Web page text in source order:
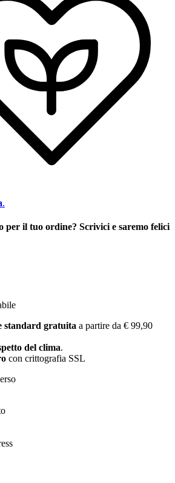
.
per il tuo ordine? Scrivici e saremo felici
standard gratuita a partire da € 99,90
del clima.
con crittografia SSL